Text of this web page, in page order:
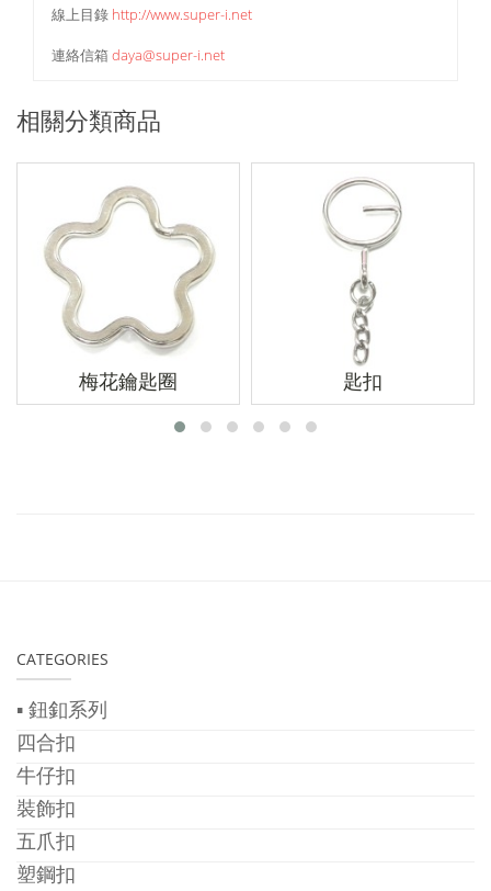
線上目錄 http://www.super-i.net
連絡信箱daya@super-i.net
相關分類商品
梅花鑰匙圈 匙扣
CATEGORIES
▪ 鈕釦系列
四合扣
牛仔扣
裝飾扣
五爪扣
塑鋼扣